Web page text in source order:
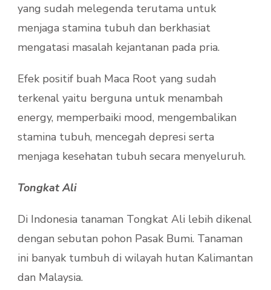
yang sudah melegenda terutama untuk
menjaga stamina tubuh dan berkhasiat
mengatasi masalah kejantanan pada pria.
Efek positif buah Maca Root yang sudah
terkenal yaitu berguna untuk menambah
energy, memperbaiki mood, mengembalikan
stamina tubuh, mencegah depresi serta
menjaga kesehatan tubuh secara menyeluruh.
Tongkat Ali
Di Indonesia tanaman Tongkat Ali lebih dikenal
dengan sebutan pohon Pasak Bumi. Tanaman
ini banyak tumbuh di wilayah hutan Kalimantan
dan Malaysia.